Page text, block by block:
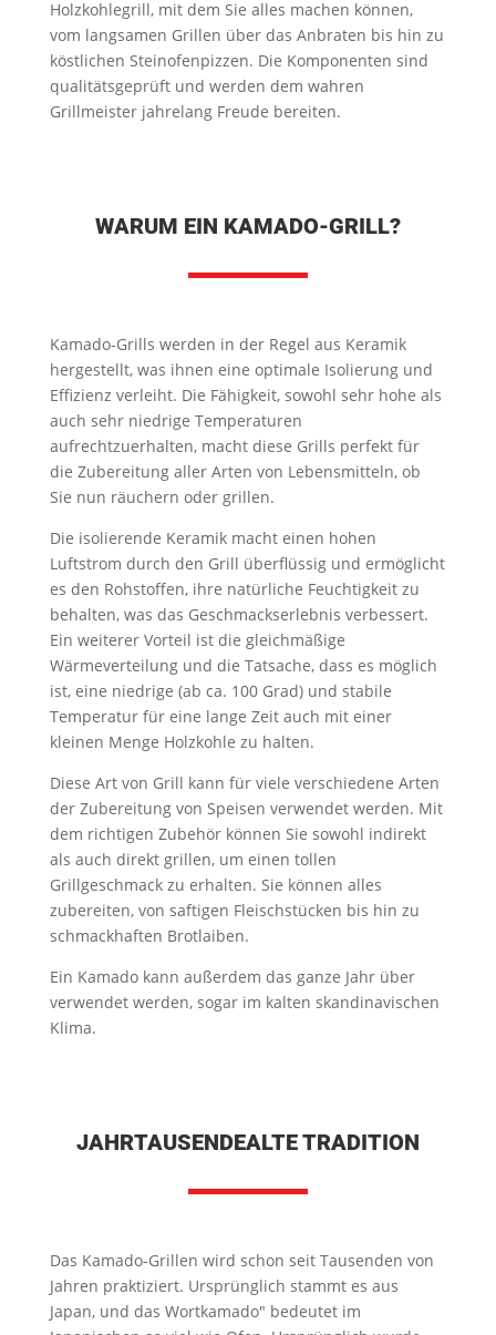
Holzkohlegrill, mit dem Sie alles machen können,
vom langsamen Grillen über das Anbraten bis hin zu
köstlichen Steinofenpizzen. Die Komponenten sind
qualitätsgeprüft und werden dem wahren
Grillmeister jahrelang Freude bereiten.
WARUM EIN KAMADO-GRILL?
Kamado-Grills werden in der Regel aus Keramik
hergestellt, was ihnen eine optimale Isolierung und
Effizienz verleiht. Die Fähigkeit, sowohl sehr hohe als
auch sehr niedrige Temperaturen
aufrechtzuerhalten, macht diese Grills perfekt für
die Zubereitung aller Arten von Lebensmitteln, ob
Sie nun räuchern oder grillen.
Die isolierende Keramik macht einen hohen
Luftstrom durch den Grill überflüssig und ermöglicht
es den Rohstoffen, ihre natürliche Feuchtigkeit zu
behalten, was das Geschmackserlebnis verbessert.
Ein weiterer Vorteil ist die gleichmäßige
Wärmeverteilung und die Tatsache, dass es möglich
ist, eine niedrige (ab ca. 100 Grad) und stabile
Temperatur für eine lange Zeit auch mit einer
kleinen Menge Holzkohle zu halten.
Diese Art von Grill kann für viele verschiedene Arten
der Zubereitung von Speisen verwendet werden. Mit
dem richtigen Zubehör können Sie sowohl indirekt
als auch direkt grillen, um einen tollen
Grillgeschmack zu erhalten. Sie können alles
zubereiten, von saftigen Fleischstücken bis hin zu
schmackhaften Brotlaiben.
Ein Kamado kann außerdem das ganze Jahr über
verwendet werden, sogar im kalten skandinavischen
Klima.
JAHRTAUSENDEALTE TRADITION
Das Kamado-Grillen wird schon seit Tausenden von
Jahren praktiziert. Ursprünglich stammt es aus
Japan, und das Wortkamado" bedeutet im